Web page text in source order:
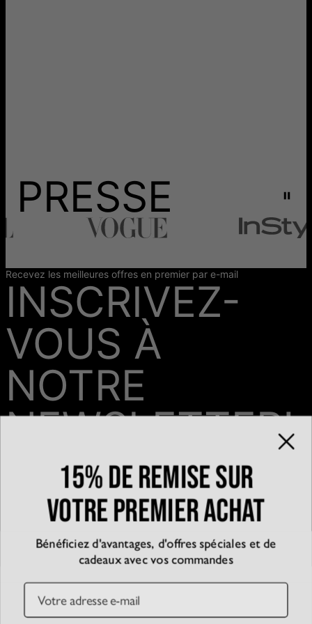
PRESSE
Recevez les meilleures offres en premier par e-mail
INSCRIVEZ-
VOUS À
NOTRE
NEWSLETTER!
QUI SOMMES-NOUS?
Blog
D’accessibilité
Témoignages
Suivre votre commande
Conditions générales
SERVICE CLIENT
15% de remise sur
votre premier achat
Bénéficiez d'avantages, d'offres spéciales et de
cadeaux avec vos commandes
Email